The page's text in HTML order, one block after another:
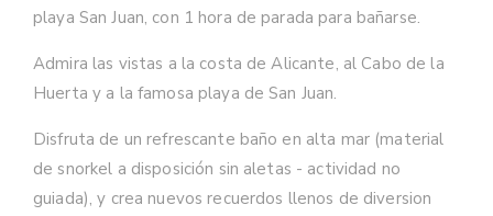
playa San Juan, con 1 hora de parada para bañarse.
Admira las vistas a la costa de Alicante, al Cabo de la
Huerta y a la famosa playa de San Juan.
Disfruta de un refrescante baño en alta mar (material
de snorkel a disposición sin aletas - actividad no
guiada), y crea nuevos recuerdos llenos de diversion